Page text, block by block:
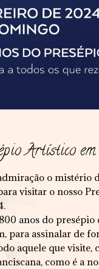
Artístico
o mistério
visitar o nosso
anos do
para assinalar de
aquele que visite,
como é a